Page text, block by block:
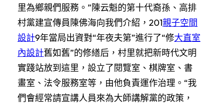
里為鄉親們服務。”陳云魁的第十代裔孫、高排
村黨建宣傳員陳佛海向我們介紹，201親子空間
設計9年當局出資對“年夜夫第”進行了“修大直室
內設計舊如舊”的修繕后，村里就把新時代文明
實踐站放到這里，設立了閱覽室、棋牌室、書
畫室、法令服務室等，由他負責運作治理。“我
們會經常請宣講人員來為大師講解黨的政策，